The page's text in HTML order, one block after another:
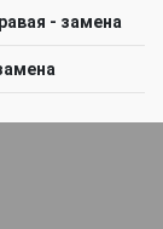
- замена